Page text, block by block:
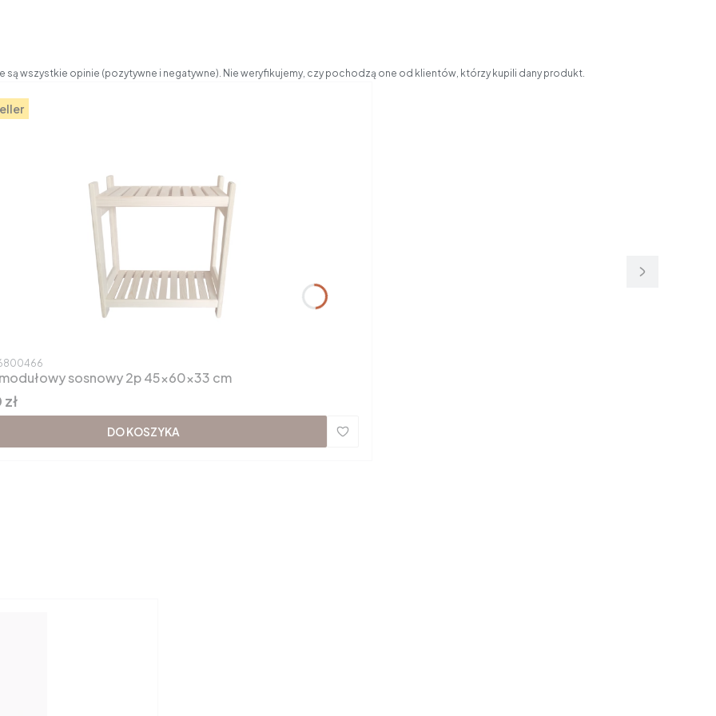
są wszystkie opinie (pozytywne i negatywne). Nie weryfikujemy, czy pochodzą one od klientów, którzy kupili dany produkt.
modułowy sosnowy 2p 45x60x33 cm
DO KOSZYKA